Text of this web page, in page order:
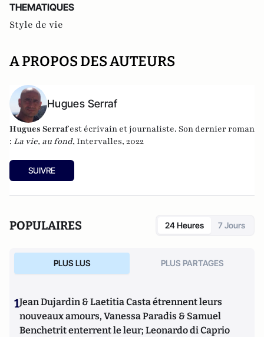
THEMATIQUES
Style de vie
A PROPOS DES AUTEURS
Hugues Serraf
Hugues Serrafest écrivain et journaliste. Son dernier roman
: La vie, au fond, Intervalles, 2022
SUIVRE
POPULAIRES 24 Heures 7 Jours
PLUS LUS PLUS PARTAGES
1Jean Dujardin & Laetitia Casta étrennent leurs
nouveaux amours, Vanessa Paradis & Samuel
Benchetrit enterrent le leur; Leonardo di Caprio